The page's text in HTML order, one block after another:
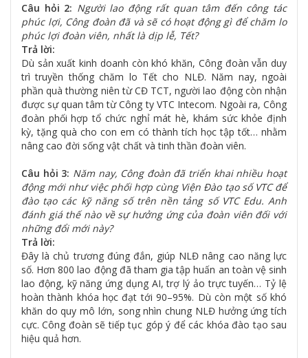
Câu hỏi 2: Người lao động rất quan tâm đến công tác
phúc lợi, Công đoàn đã và sẽ có hoạt động gì để chăm lo
phúc lợi đoàn viên, nhất là dịp lễ, Tết?
Trả lời:
Dù sản xuất kinh doanh còn khó khăn, Công đoàn vẫn duy
trì truyền thống chăm lo Tết cho NLĐ. Năm nay, ngoài
phần quà thường niên từ CĐ TCT, người lao động còn nhận
được sự quan tâm từ Công ty VTC Intecom. Ngoài ra, Công
đoàn phối hợp tổ chức nghỉ mát hè, khám sức khỏe định
kỳ, tặng quà cho con em có thành tích học tập tốt… nhằm
nâng cao đời sống vật chất và tinh thần đoàn viên.
Câu hỏi 3: Năm nay, Công đoàn đã triển khai nhiều hoạt
động mới như việc phối hợp cùng Viện Đào tạo số VTC để
đào tạo các kỹ năng số trên nền tảng số VTC Edu. Anh
đánh giá thế nào về sự hưởng ứng của đoàn viên đối với
những đổi mới này?
Trả lời:
Đây là chủ trương đúng đắn, giúp NLĐ nâng cao năng lực
số. Hơn 800 lao động đã tham gia tập huấn an toàn vệ sinh
lao động, kỹ năng ứng dụng AI, trợ lý ảo trực tuyến… Tỷ lệ
hoàn thành khóa học đạt tới 90–95%. Dù còn một số khó
khăn do quy mô lớn, song nhìn chung NLĐ hưởng ứng tích
cực. Công đoàn sẽ tiếp tục góp ý để các khóa đào tạo sau
hiệu quả hơn.